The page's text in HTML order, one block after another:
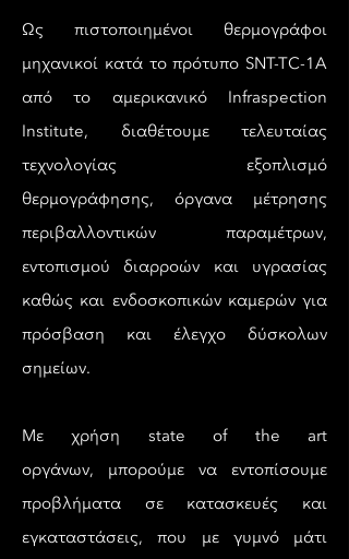
Ως πιστοποιημένοι θερμογράφοι
μηχανικοί κατά το πρότυπο SNT-TC-1Α
από το αμερικανικό Infraspection
Institute, διαθέτουμε τελευταίας
τεχνολογίας εξοπλισμό
θερμογράφησης, όργανα μέτρησης
περιβαλλοντικών παραμέτρων,
εντοπισμού διαρροών και υγρασίας
καθώς και ενδοσκοπικών καμερών για
πρόσβαση και έλεγχο δύσκολων
σημείων.
Με χρήση state of the art
οργάνων, μπορούμε να εντοπίσουμε
προβλήματα σε κατασκευές και
εγκαταστάσεις, που με γυμνό μάτι